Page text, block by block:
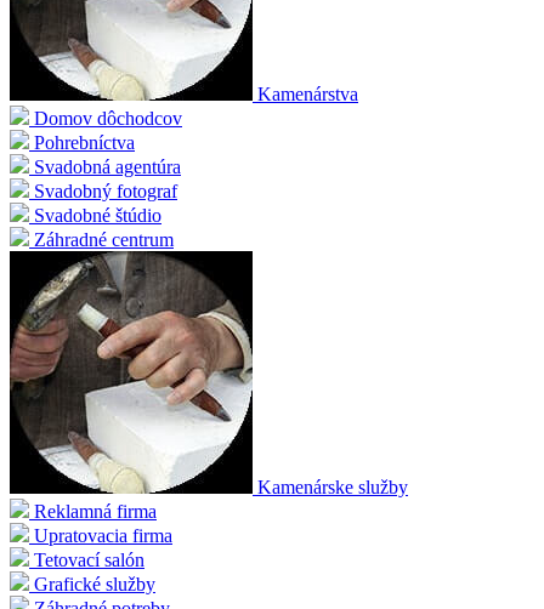
Kamenárstva
Domov dôchodcov
Pohrebníctva
Svadobná agentúra
Svadobný fotograf
Svadobné štúdio
Záhradné centrum
Kamenárske služby
Reklamná firma
Upratovacia firma
Tetovací salón
Grafické služby